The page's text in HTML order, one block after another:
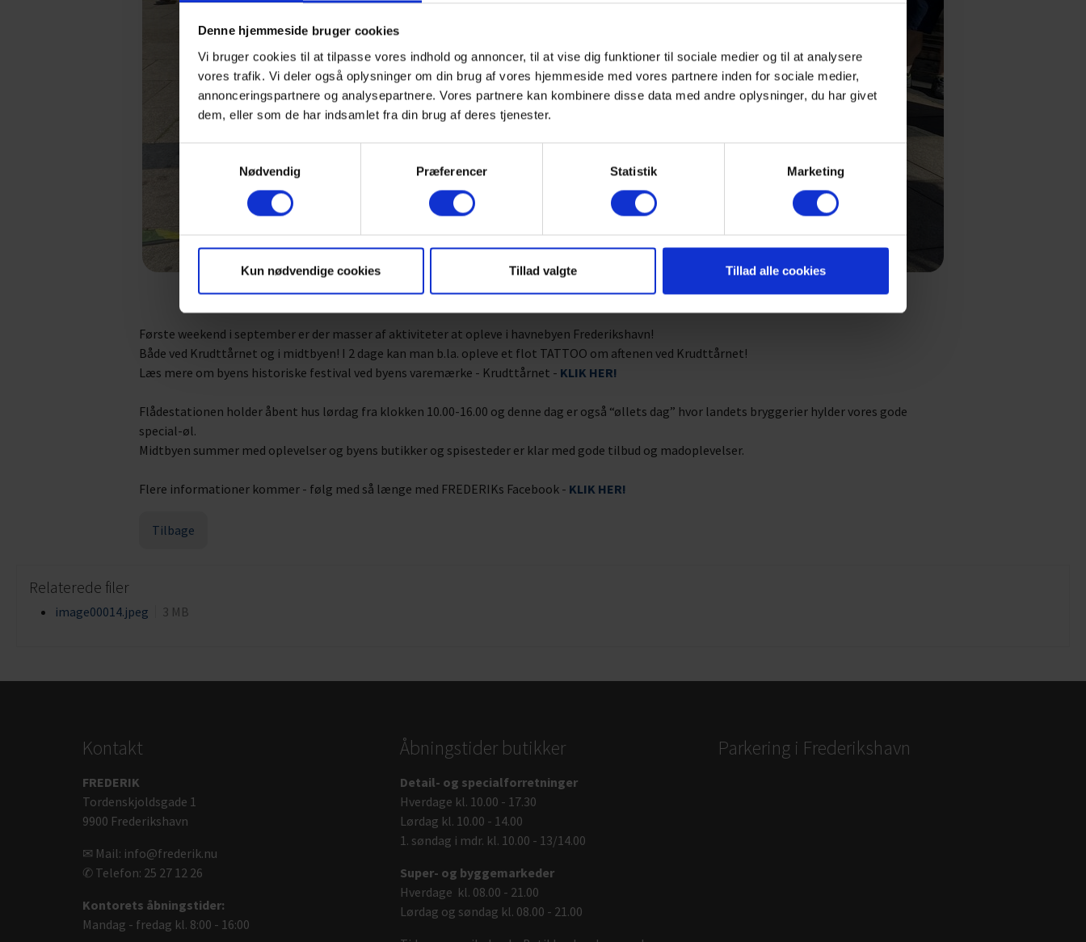
Denne hjemmeside bruger cookies
Vi bruger cookies til at tilpasse vores indhold og annoncer, til at vise dig funktioner til sociale medier og til at analysere
vores trafik. Vi deler også oplysninger om din brug af vores hjemmeside med vores partnere inden for sociale medier,
annonceringspartnere og analysepartnere. Vores partnere kan kombinere disse data med andre oplysninger, du har givet
dem, eller som de har indsamlet fra din brug af deres tjenester.
Nødvendig
Præferencer Statistik Marketing
Kun nødvendige cookies Tillad valgte Tillad alle cookies
Første weekend i september er der masser af aktiviteter at opleve i havnebyen Frederikshavn!
Både ved Krudttårnet og i midtbyen! I 2 dage kan man b.la. opleve et flot TATTOO om aftenen ved Krudttårnet!
Læs mere om byens historiske festival ved byens varemærke - Krudttårnet - KLIK HER!
Flådestationen holder åbent hus lørdag fra klokken 10.00-16.00 og denne dag er også “øllets dag” hvor landets bryggerier hylder vores gode
special-øl.
Midtbyen summer med oplevelser og byens butikker og spisesteder er klar med gode tilbud og madoplevelser.
Flere informationer kommer - følg med så længe med FREDERIKs Facebook - KLIK HER!
Tilbage
Relaterede filer
image00014.jpeg 3 MB
Kontakt
FREDERIK
Tordenskjoldsgade 1
9900 Frederikshavn
✉ Mail: info@frederik.nu
✆ Telefon: 25 27 12 26
Kontorets åbningstider:
Mandag - fredag kl. 8:00 - 16:00
Åbningstider butikker
Detail- og specialforretninger
Hverdage kl. 10.00 - 17.30
Lørdag kl. 10.00 - 14.00
1. søndag i mdr. kl. 10.00 - 13/14.00
Super- og byggemarkeder
Hverdage kl. 08.00 - 21.00
Lørdag og søndag kl. 08.00 - 21.00
Parkering i Frederikshavn